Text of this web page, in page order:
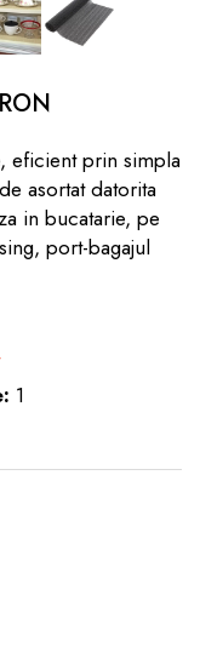
eficient prin simpla
asortat datorita
in bucatarie, pe
port-bagajul
1